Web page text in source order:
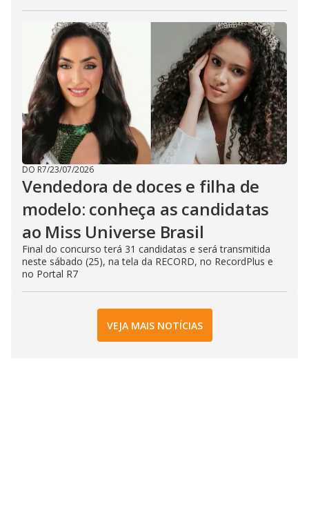
DO R7/23/07/2026
Vendedora de doces e filha de
modelo: conheça as candidatas
ao Miss Universe Brasil
Final do concurso terá 31 candidatas e será transmitida
neste sábado (25), na tela da RECORD, no RecordPlus e
no Portal R7
VEJA MAIS NOTÍCIAS